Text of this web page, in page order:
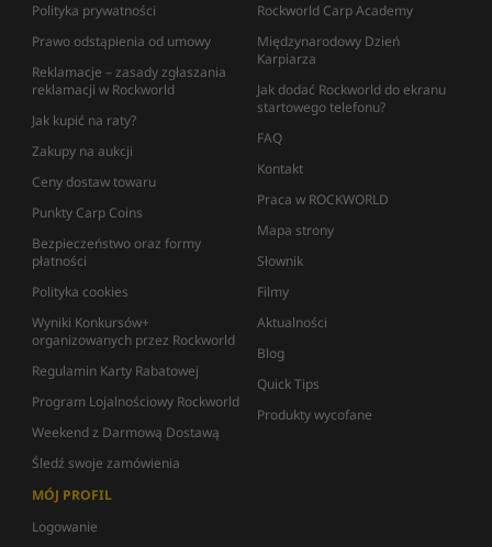
Polityka prywatności
Prawo odstąpienia od umowy
Reklamacje – zasady zgłaszania
reklamacji w Rockworld
Jak kupić na raty?
Zakupy na aukcji
Ceny dostaw towaru
Punkty Carp Coins
Bezpieczeństwo oraz formy
płatności
Polityka cookies
Wyniki Konkursów+
organizowanych przez Rockworld
Regulamin Karty Rabatowej
Program Lojalnościowy Rockworld
Weekend z Darmową Dostawą
Śledź swoje zamówienia
Rockworld Carp Academy
Międzynarodowy Dzień
Karpiarza
Jak dodać Rockworld do ekranu
startowego telefonu?
FAQ
Kontakt
Praca w ROCKWORLD
Mapa strony
Słownik
Filmy
Aktualności
Blog
Quick Tips
Produkty wycofane
MÓJ PROFIL
Logowanie